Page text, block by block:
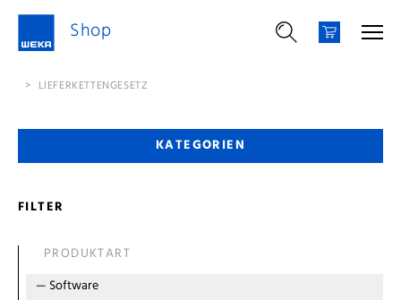
Shop
> LIEFERKETTENGESETZ
KATEGORIEN
FILTER
PRODUKTART
— Software